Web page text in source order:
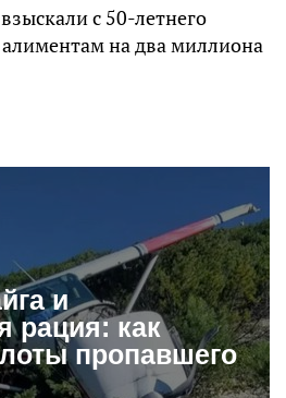
с 50-летнего
на два миллиона
и
рация: как
пропавшего